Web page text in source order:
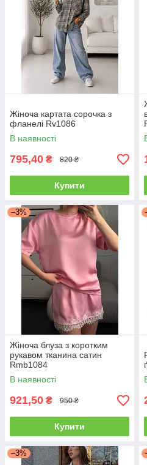
Жіноча картата сорочка з
фланелі Rv1086
В наявності
795,40 ₴ 820 ₴
Купити
–3%
Жіноча блуза з коротким
рукавом тканина сатин
Rmb1084
В наявності
921,50 ₴ 950 ₴
Купити
–3%